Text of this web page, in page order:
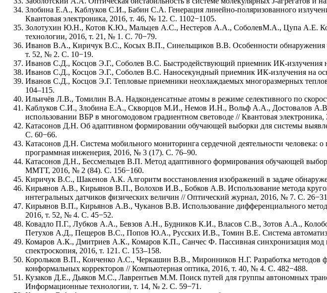
Злобина Е.А., Каблуков С.И., Бабин С.А. Генерация линейно-поляризованного
Квантовая электроника, 2016, т. 46, № 12. C. 1102−1105.
Золотухин Ю.Н., Котов К.Ю., Мальцев А.С., Нестеров А.А., СоболевМ.А., Цупа А.Е.
технологии, 2016, т. 21, № 1. С. 70−79.
Иванов В.А., Киричук В.С., Косых В.П., Синельщиков В.В. Особенности обнаружения
т. 52, № 2. С. 10−19.
Иванов С.Д., Косцов Э.Г., Соболев В.С. Быстродействующий приемник ИК-излучения
Иванов С.Д., Косцов Э.Г., Соболев В.С. Наносекундный приемник ИК-излучения на
Иванов С.Д., Косцов Э.Г. Тепловые приемники неохлаждаемых многоразмерных
104–115.
Ильичёв Л.В., Томилин В.А. Надконденсатные атомы в режиме селективного по
Каблуков С.И., Злобина Е.А., Скворцов М.И., Немов И.Н., Вольф А.А., Достовалов
использовании ВБР в многомодовом градиентном световоде // Квантовая
Катасонов Д.Н. Об адаптивном формировании обучающей выборки для системы
С. 60−66.
Катасонов Д.Н. Система мобильного мониторинга сердечной деятельности человека:
программная инженерия, 2016, № 3 (17). С. 76–90.
Катасонов Д.Н., Бессмельцев В.П. Метод адаптивного формирования обучающей
ММТТ, 2016, № 2 (84). С. 156−160.
Киричук В.С., Шакенов А.К. Алгоритм восстановления изображений в задаче
Кирьянов А.В., Кирьянов В.П., Волохов И.В., Бобков А.В. Использование метода
интегральных датчиков физических величин // Оптический журнал, 2016, № 7. С.
Кирьянов В.П., Кирьянов А.В., Чуканов В.В. Использование дифференциального
2016, т. 52, № 4. С. 45−52.
Ковадло П.Г., Лубков А.А., Бевзов А.Н., Будников К.И., Власов С.В., Зотов А.А.,
Петухов А.Д., Пещеров В.С., Попов Ю.А., Русских И.В., Томин В.Е. Система
Комаров А.К., Дмитриев А.К., Комаров К.П., Санчес Ф. Пассивная синхронизация мод
спектроскопия, 2016, т. 121. С. 153–158.
Корольков В.П., Конченко А.С., Черкашин В.В., Миронников Н.Г. Разработка методов
конформальных корректоров // Компьютерная оптика, 2016, т. 40, № 4. С. 482−488.
Кузаков Д.Е., Дьяков М.С., Лаврентьев М.М. Поиск путей для группы автономных
Информационные технологии, т. 14, № 2. C. 59−71.